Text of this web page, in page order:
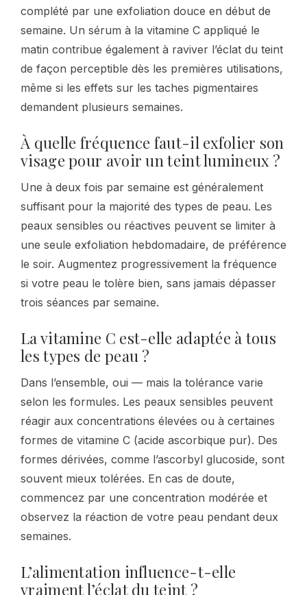
complété par une exfoliation douce en début de
semaine. Un sérum à la vitamine C appliqué le
matin contribue également à raviver l’éclat du teint
de façon perceptible dès les premières utilisations,
même si les effets sur les taches pigmentaires
demandent plusieurs semaines.
À quelle fréquence faut-il exfolier son
visage pour avoir un teint lumineux ?
Une à deux fois par semaine est généralement
suffisant pour la majorité des types de peau. Les
peaux sensibles ou réactives peuvent se limiter à
une seule exfoliation hebdomadaire, de préférence
le soir. Augmentez progressivement la fréquence
si votre peau le tolère bien, sans jamais dépasser
trois séances par semaine.
La vitamine C est-elle adaptée à tous
les types de peau ?
Dans l’ensemble, oui — mais la tolérance varie
selon les formules. Les peaux sensibles peuvent
réagir aux concentrations élevées ou à certaines
formes de vitamine C (acide ascorbique pur). Des
formes dérivées, comme l’ascorbyl glucoside, sont
souvent mieux tolérées. En cas de doute,
commencez par une concentration modérée et
observez la réaction de votre peau pendant deux
semaines.
L’alimentation influence-t-elle
vraiment l’éclat du teint ?